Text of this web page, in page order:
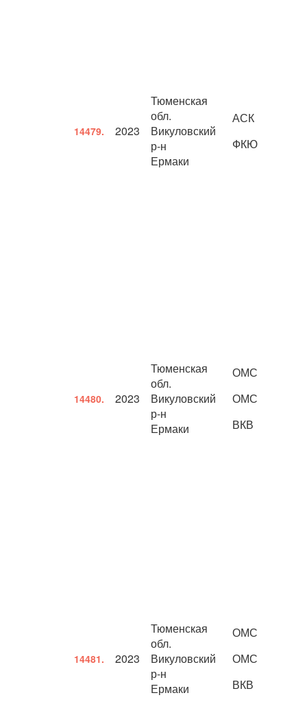
14479. 2023
Тюменская
обл.
Викуловский
р-н
Ермаки
АСК
ФКЮ
14480. 2023
Тюменская
обл.
Викуловский
р-н
Ермаки
ОМС
ОМС
ВКВ
14481. 2023
Тюменская
обл.
Викуловский
р-н
Ермаки
ОМС
ОМС
ВКВ